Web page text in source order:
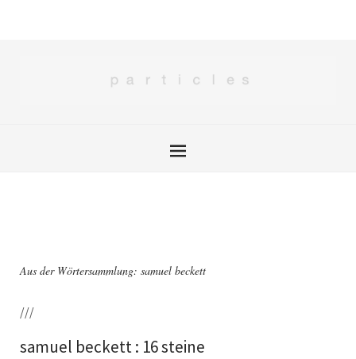
Aus der Wörtersammlung: samuel beckett
///
samuel beckett : 16 steine